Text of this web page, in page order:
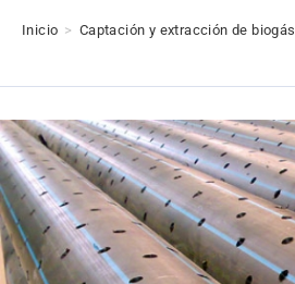
Inicio > Captación y extracción de biogás